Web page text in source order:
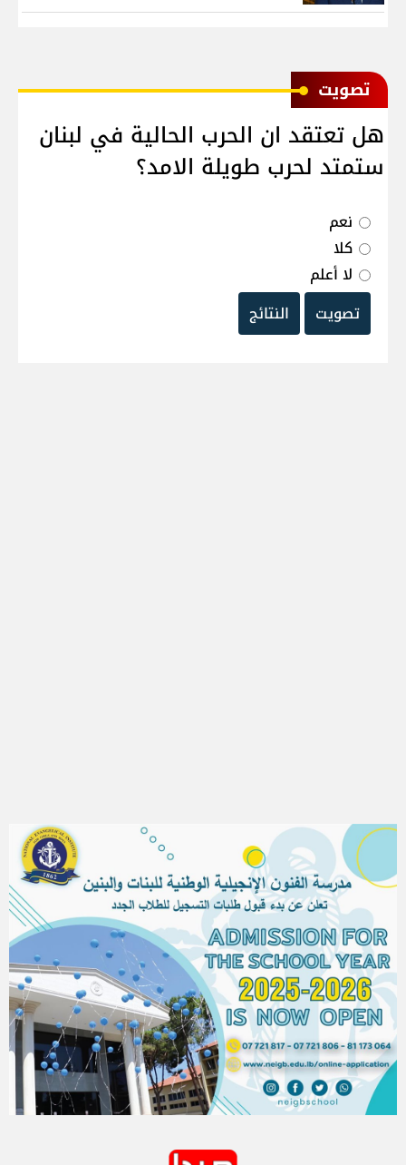
ﺗﺼﻮﻳﺖ
هل تعتقد ان الحرب الحالية في لبنان
ستمتد لحرب طويلة الامد؟
نعم
كلا
لا أعلم
تصويت
النتائج